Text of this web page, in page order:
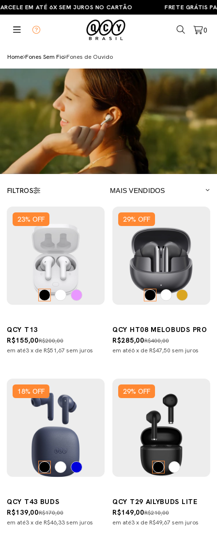
EM ATÉ 6X SEM JUROS NO CARTÃO FRETE GRÁTIS
0
Home Fones Sem Fio Fones de Ouvido
FILTROS
23% OFF
QCY T13
R$200,00
R$155,00
em até3x de R$51,67 sem juros
29% OFF
QCY HT08 MELOBUDS PRO
R$400,00
R$285,00
em até6x de R$47,50 sem juros
18% OFF
QCY T43 BUDS
R$170,00
R$139,00
em até3x de R$46,33sem juros
29% OFF
QCY T29 AILYBUDS LITE
R$210,00
R$149,00
em até3x de R$49,67 sem juros